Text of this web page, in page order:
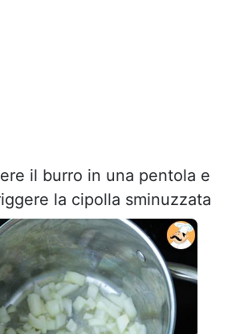
il burro in una pentola e
la cipolla sminuzzata